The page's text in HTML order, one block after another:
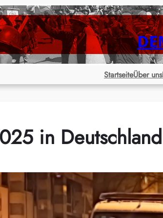
StartseiteÜber uns
in Deutschland